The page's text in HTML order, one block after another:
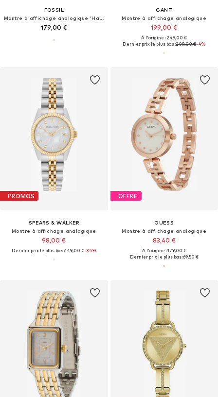
FOSSIL
Montre à affichage analogique 'Harlow'
179,00 €
GANT
Montre à affichage analogique
199,00 €
À l'origine : 249,00 €
Dernier prix le plus bas :209,00 €-4%
PROMOS
SPEARS & WALKER
Montre à affichage analogique
98,00 €
Dernier prix le plus bas :149,00 €-34%
OFFRE
GUESS
Montre à affichage analogique
83,40 €
À l'origine : 179,00 €
Dernier prix le plus bas :69,50 €